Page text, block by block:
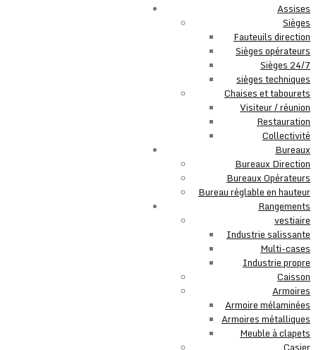
Assises
Sièges
Fauteuils direction
Sièges opérateurs
Sièges 24/7
sièges techniques
Chaises et tabourets
Visiteur / réunion
Restauration
Collectivité
Bureaux
Bureaux Direction
Bureaux Opérateurs
Bureau réglable en hauteur
Rangements
vestiaire
Industrie salissante
Multi-cases
Industrie propre
Caisson
Armoires
Armoire mélaminées
Armoires métalliques
Meuble à clapets